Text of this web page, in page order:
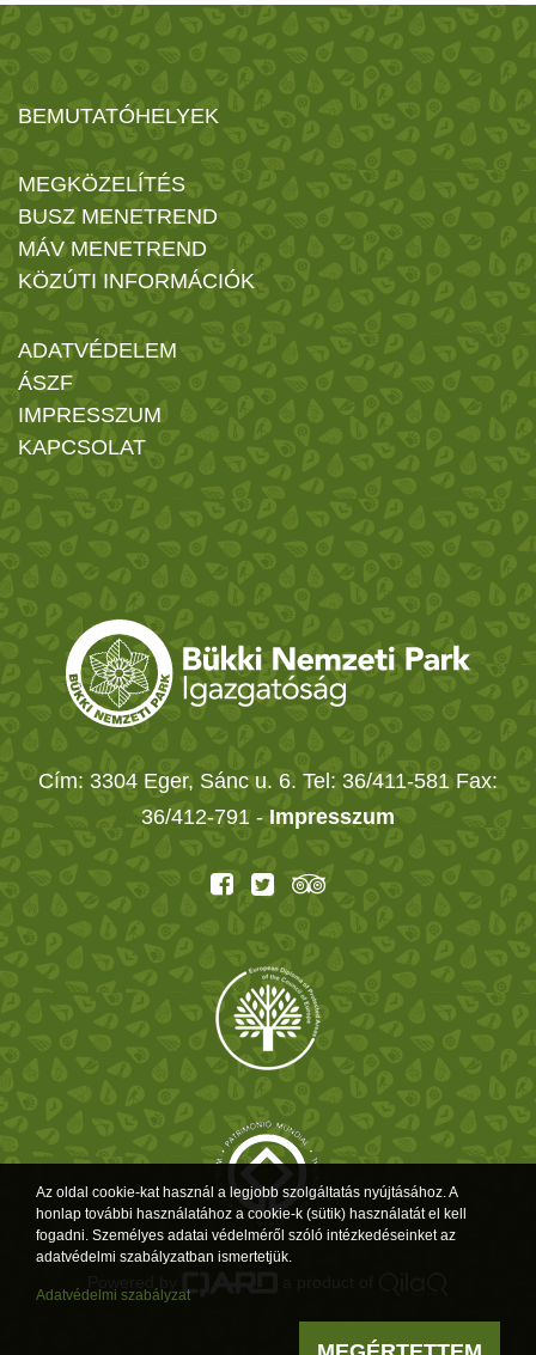
BEMUTATÓHELYEK
MEGKÖZELÍTÉS
BUSZ MENETREND
MÁV MENETREND
KÖZÚTI INFORMÁCIÓK
ADATVÉDELEM
ÁSZF
IMPRESSZUM
KAPCSOLAT
Cím: 3304 Eger, Sánc u. 6. Tel: 36/411-581 Fax:
36/412-791 - Impresszum
Az oldal cookie-kat használ a legjobb szolgáltatás nyújtásához. A
honlap további használatához a cookie-k (sütik) használatát el kell
fogadni. Személyes adatai védelméről szóló intézkedéseinket az
adatvédelmi szabályzatban ismertetjük.
Adatvédelmi szabályzat